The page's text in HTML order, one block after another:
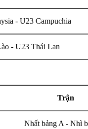
- U23 Campuchia
- U23 Thái Lan
Trận
Nhất bảng A - Nhì